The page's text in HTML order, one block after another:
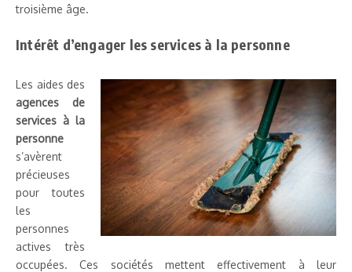
troisième âge.
Intérêt d’engager les services à la personne
Les aides des
agences de
services à la
personne
s’avèrent
précieuses
pour toutes
les
personnes
actives très
occupées. Ces sociétés mettent effectivement à leur